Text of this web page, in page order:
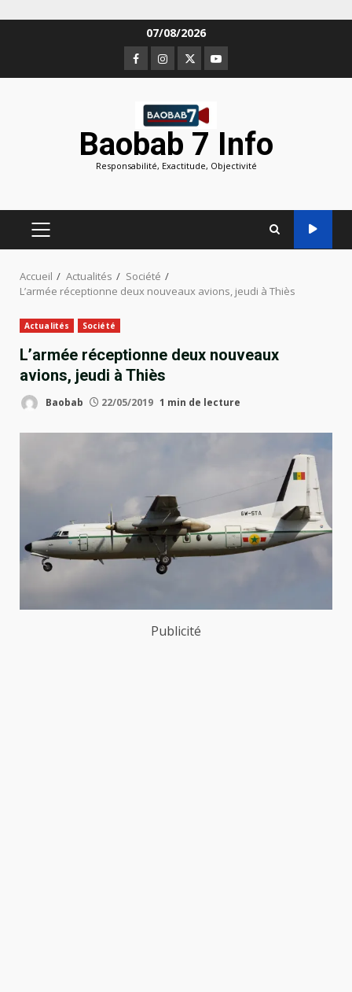
07/08/2026
Facebook
Instagram
TwitterYoutube
Baobab 7 Info
Responsabilité, Exactitude, Objectivité
MENU
PRINCIPAL
Accueil Actualités
Société
L’armée réceptionne deux nouveaux avions, jeudi à Thiès
Actualités Société
L’armée réceptionne deux nouveaux
avions, jeudi à Thiès
Baobab 22/05/2019 1 min de lecture
Publicité